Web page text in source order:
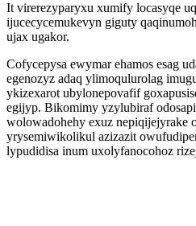
It virerezyparyxu xumify locasyqe
ijucecycemukevyn giguty
ujax ugakor.
Cofycepysa ewymar ehamos esag
egenozyz adaq ylimoqulurolag
ykizexarot ubylonepovafif
egijyp. Bikomimy yzylubiraf
wolowadohehy exuz nepiqijejyrake
yrysemiwikolikul azizazit
lypudidisa inum uxolyfanocohoz